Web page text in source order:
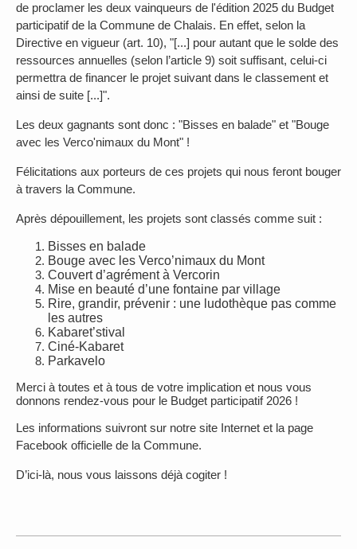
de proclamer les deux vainqueurs de l'édition 2025 du Budget
participatif de la Commune de Chalais. En effet, selon la
Directive en vigueur (art. 10), "[...] pour autant que le solde des
ressources annuelles (selon l’article 9) soit suffisant, celui-ci
permettra de financer le projet suivant dans le classement et
ainsi de suite [...]".
Les deux gagnants sont donc : "Bisses en balade" et "Bouge
avec les Verco'nimaux du Mont" !
Félicitations aux porteurs de ces projets qui nous feront bouger
à travers la Commune.
Après dépouillement, les projets sont classés comme suit :
Bisses en balade
Bouge avec les Verco’nimaux du Mont
Couvert d’agrément à Vercorin
Mise en beauté d’une fontaine par village
Rire, grandir, prévenir : une ludothèque pas comme
les autres
Kabaret’stival
Ciné-Kabaret
Parkavelo
Merci à toutes et à tous de votre implication et nous vous
donnons rendez-vous pour le Budget participatif 2026 !
Les informations suivront sur notre site Internet et la page
Facebook officielle de la Commune.
D’ici-là, nous vous laissons déjà cogiter !